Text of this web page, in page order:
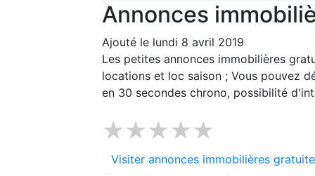
Annonces
Ajouté le lundi 8 avril 2019
Les petites annonces immobilières
locations et loc saison ; Vous pouvez
en 30 secondes chrono, possibilité
★★★★★
Visiter annonces immobilières